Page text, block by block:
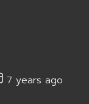
7 years ago